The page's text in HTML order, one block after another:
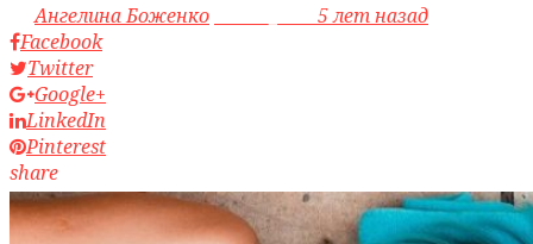
byАнгелина Боженко
5 лет назад
Facebook
Twitter
Google+
LinkedIn
Pinterest
share